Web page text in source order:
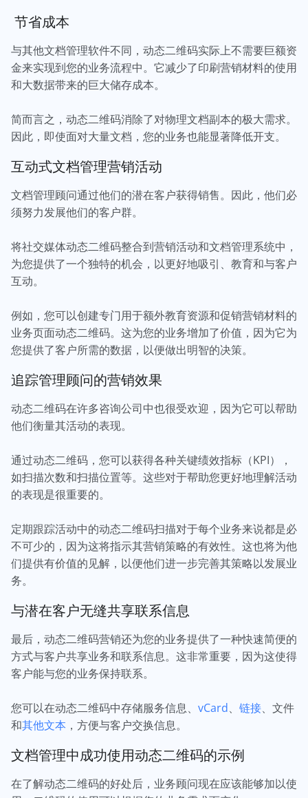
节省成本
与其他文档管理软件不同，动态二维码实际上不需要巨额资
金来实现到您的业务流程中。它减少了印刷营销材料的使用
和大数据带来的巨大储存成本。
简而言之，动态二维码消除了对物理文档副本的极大需求。
因此，即使面对大量文档，您的业务也能显著降低开支。
互动式文档管理营销活动
文档管理顾问通过他们的潜在客户获得销售。因此，他们必
须努力发展他们的客户群。
将社交媒体动态二维码整合到营销活动和文档管理系统中，
为您提供了一个独特的机会，以更好地吸引、教育和与客户
互动。
例如，您可以创建专门用于额外教育资源和促销营销材料的
业务页面动态二维码。这为您的业务增加了价值，因为它为
您提供了客户所需的数据，以便做出明智的决策。
追踪管理顾问的营销效果
动态二维码在许多咨询公司中也很受欢迎，因为它可以帮助
他们衡量其活动的表现。
通过动态二维码，您可以获得各种关键绩效指标（KPI），
如扫描次数和扫描位置等。这些对于帮助您更好地理解活动
的表现是很重要的。
定期跟踪活动中的动态二维码扫描对于每个业务来说都是必
不可少的，因为这将指示其营销策略的有效性。这也将为他
们提供有价值的见解，以便他们进一步完善其策略以发展业
务。
与潜在客户无缝共享联系信息
最后，动态二维码营销还为您的业务提供了一种快速简便的
方式与客户共享业务和联系信息。这非常重要，因为这使得
客户能与您的业务保持联系。
您可以在动态二维码中存储服务信息、 vCard、 链接、文件
和其他文本 ，方便与客户交换信息。
文档管理中成功使用动态二维码的示例
在了解动态二维码的好处后，业务顾问现在应该能够加以使